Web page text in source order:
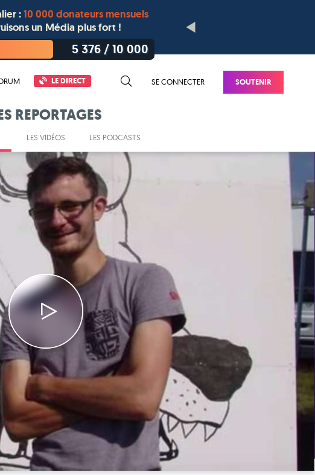
:10 000 donateurs mensuels
un Média plus fort !
5 376/10 000
LE DIRECT SE CONNECTER SOUTENIR
REPORTAGES
LES VIDÉOS LES PODCASTS